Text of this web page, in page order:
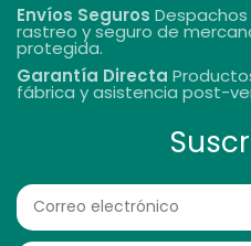
Envíos Seguros
rastreo y seguro de
protegida.
Garantía Directa
fábrica y asistencia post-